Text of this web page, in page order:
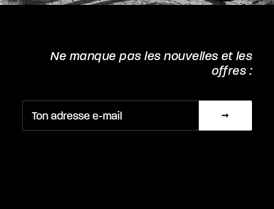
Ne manque pas les nouvelles et les
offres :